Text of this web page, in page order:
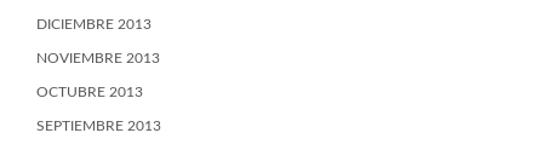
DICIEMBRE 2013
NOVIEMBRE 2013
OCTUBRE 2013
SEPTIEMBRE 2013